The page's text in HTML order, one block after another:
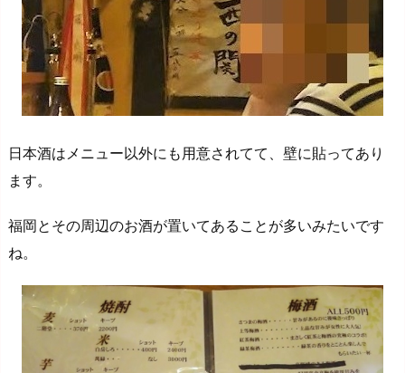
日本酒はメニュー以外にも用意されてて、壁に貼ってあり
ます。
福岡とその周辺のお酒が置いてあることが多いみたいです
ね。